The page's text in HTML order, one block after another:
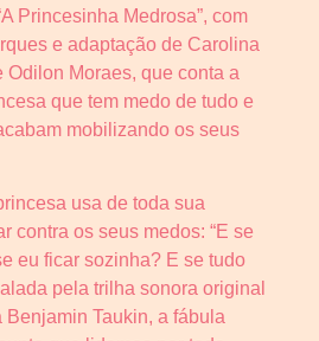
Princesinha Medrosa”, com
e adaptação de Carolina
Odilon Moraes, que conta a
que tem medo de tudo e
mobilizando os seus
usa de toda sua
contra os seus medos: “E se
eu ficar sozinha? E se tudo
pela trilha sonora original
Taukin, a fábula